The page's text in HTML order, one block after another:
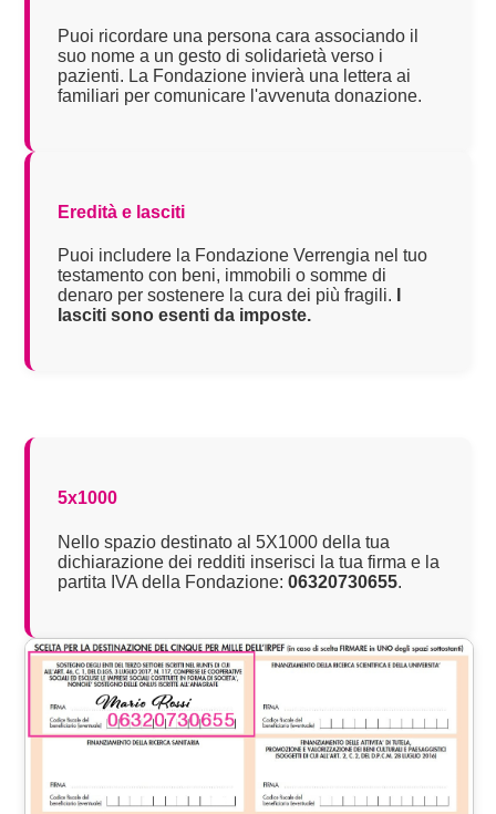
Puoi ricordare una persona cara associando il
suo nome a un gesto di solidarietà verso i
pazienti. La Fondazione invierà una lettera ai
familiari per comunicare l'avvenuta donazione.
Eredità e lasciti
Puoi includere la Fondazione Verrengia nel tuo
testamento con beni, immobili o somme di
denaro per sostenere la cura dei più fragili.
lasciti sono esenti da imposte.
5x1000
Nello spazio destinato al 5X1000 della tua
dichiarazione dei redditi inserisci la tua firma e la
partita IVA della Fondazione:06320730655.